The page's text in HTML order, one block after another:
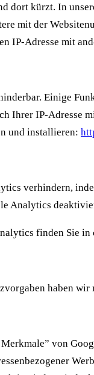
dort kürzt. In
mit der
IP-Adresse mit
Einige
Ihrer IP-Adresse
und installieren:
verhindern,
Analytics
finden Sie
haben
von